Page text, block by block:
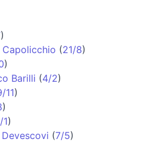
)
Capolicchio (21/8)
)
Barilli (4/2)
11)
)
)
(7/5)